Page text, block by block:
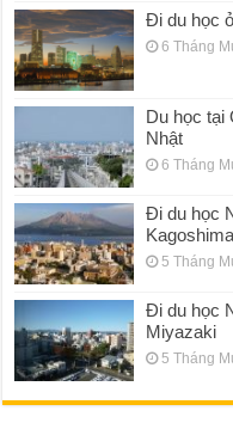
Đi du học
6 Tháng
Du học tại
Nhật
6 Tháng
Đi du học
5 Tháng
Đi du học
Miyazaki
5 Tháng